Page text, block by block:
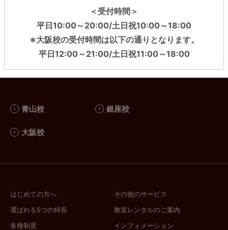
＜受付時間＞
平日10:00～20:00/土日祝10:00～18:00
※大阪校の受付時間は以下の通りとなります。
平日12:00～21:00/土日祝11:00～18:00
青山校 銀座校
大阪校
はじめての方へ
選ばれる5つの特長
各種制度
その他のサービス
教室レンタルのご案内
インフォメーション